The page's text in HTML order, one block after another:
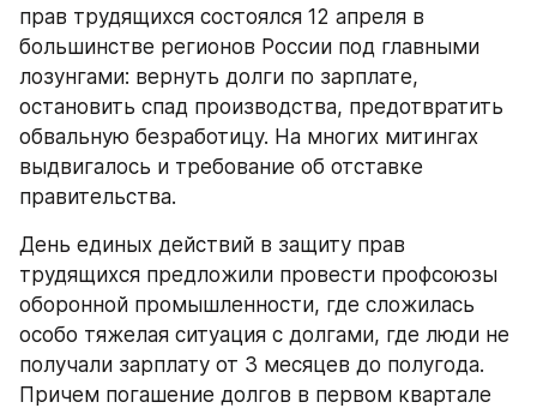
прав трудящихся состоялся 12 апреля в
большинстве регионов России под главными
лозунгами: вернуть долги по зарплате,
остановить спад производства, предотвратить
обвальную безработицу. На многих митингах
выдвигалось и требование об отставке
правительства.
День единых действий в защиту прав
трудящихся предложили провести профсоюзы
оборонной промышленности, где сложилась
особо тяжелая ситуация с долгами, где люди не
получали зарплату от 3 месяцев до полугода.
Причем погашение долгов в первом квартале